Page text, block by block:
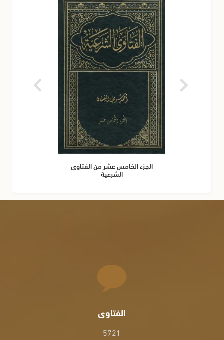
الجزء الخامس عشر من الفتاوى
الشرعية
الفتاوى
5721